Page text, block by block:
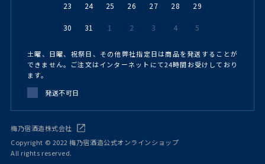
23 24 25 26 27 28 29
30 31 1 2 3 4 5
土曜、日曜、祝祭日、その他弊社指定日は商品を発送することが
できません。ご注文はインターネットにて24時間お受けしており
ます。
発送不可日
梅乃宿酒造株式会社
Copyright © 2022 梅乃宿酒造公式オンラインショップ
All rights reserved.